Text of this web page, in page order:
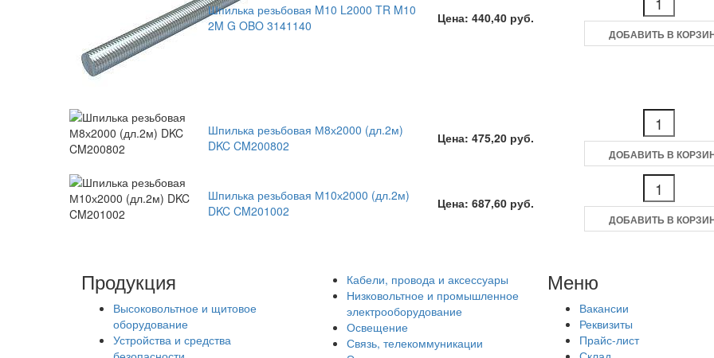
Шпилька резьбовая M10 L2000 TR M10
2M G OBO 3141140
Цена: 440,40 руб.
ДОБАВИТЬ В
Шпилька резьбовая М8х2000 (дл.2м)
DKC CM200802
Цена: 475,20 руб.
ДОБАВИТЬ В
Шпилька резьбовая М10х2000 (дл.2м)
DKC CM201002
Цена: 687,60 руб.
ДОБАВИТЬ В
Продукция
Высоковольтное и щитовое
оборудование
Устройства и средства
Кабели, провода и аксессуары
Низковольтное и промышленное
электрооборудование
Освещение
Связь, телекоммуникации
Меню
Вакансии
Реквизиты
Прайс-лист